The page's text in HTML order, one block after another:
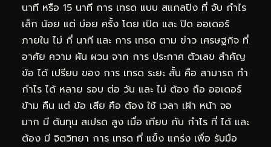
นาที หรือ 15 นาที การ เทรด แบบ สแกลปิง ที่ จับ กำไร
เล็ก น้อย แต่ บ่อย ครั้ง โดย เปิด และ ปิด ออเดอร์
ภายใน ไม่ กี่ นาที และ การ เทรด ตาม ข่าว เศรษฐกิจ ที่
อาศัย ความ ผัน ผวน จาก การ ประกาศ ตัวเลข สำคัญ
ข้อ ได้ เปรียบ ของ การ เทรด ระยะ สั้น คือ สามารถ ทำ
กำไร ได้ หลาย รอบ ต่อ วัน และ ไม่ ต้อง ถือ ออเดอร์
ข้าม คืน แต่ ข้อ เสีย คือ ต้อง ใช้ เวลา เฝ้า หน้า จอ
มาก มี ต้นทุน สเปรด สูง เมื่อ เทียบ กับ กำไร ที่ ได้ และ
ต้อง มี จิตวิทยา การ เทรด ที่ แข็ง แกร่ง เพื่อ รับมือ